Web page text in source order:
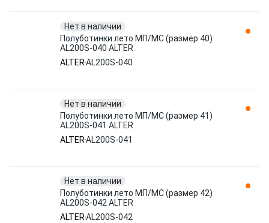
Нет в наличии
Полуботинки лето МП/МС (размер 40)
AL200S-040 ALTER
ALTERAL200S-040
Нет в наличии
Полуботинки лето МП/МС (размер 41)
AL200S-041 ALTER
ALTERAL200S-041
Нет в наличии
Полуботинки лето МП/МС (размер 42)
AL200S-042 ALTER
ALTERAL200S-042